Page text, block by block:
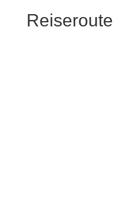
Reiseroute